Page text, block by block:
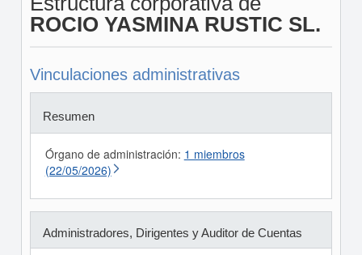
ROCIO YASMINA RUSTIC SL.
Vinculaciones administrativas
Resumen
Órgano de administración: 1 miembros
(22/05/2026)
Administradores, Dirigentes y Auditor de Cuentas